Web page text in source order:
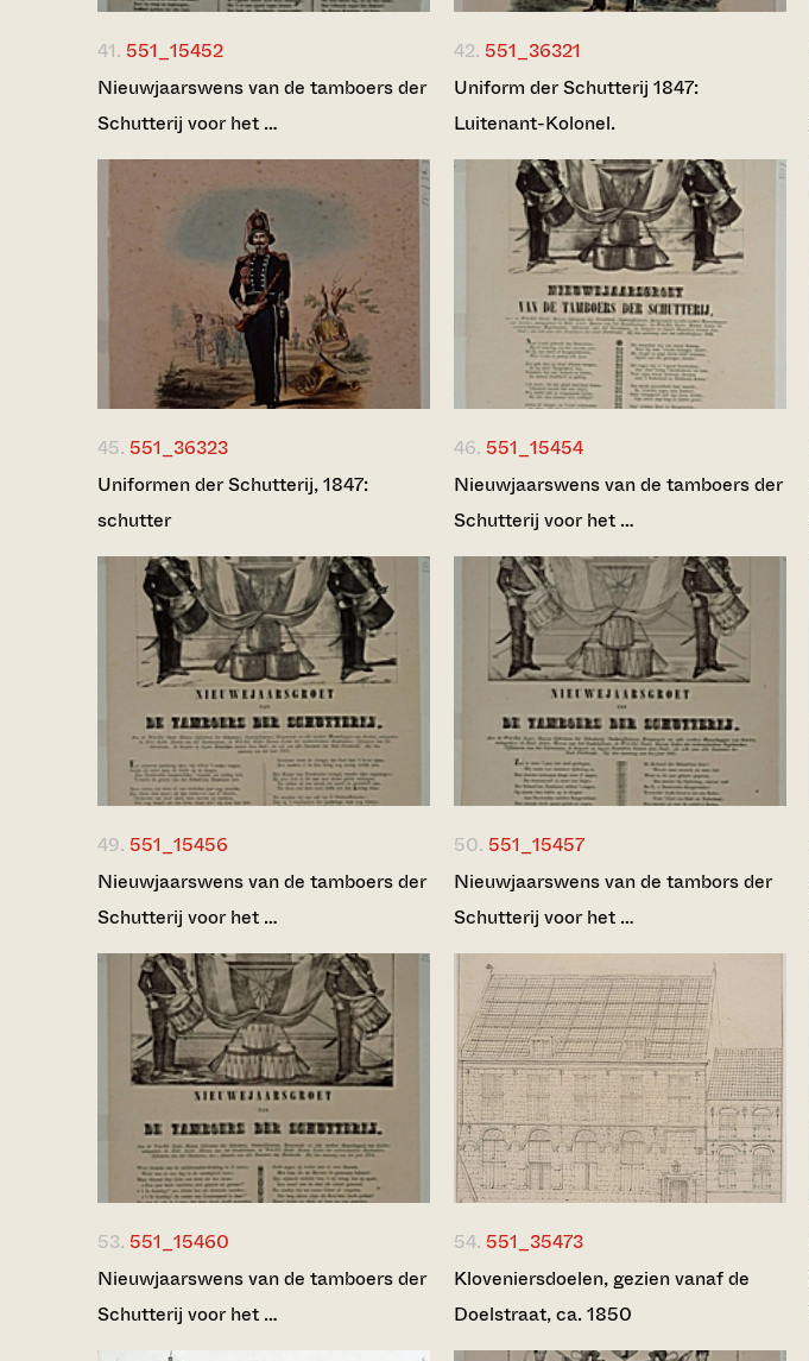
41. 551_15452
Nieuwjaarswens van de tamboers der
Schutterij voor het …
42. 551_36321
Uniform der Schutterij 1847:
Luitenant-Kolonel.
45. 551_36323
Uniformen der Schutterij, 1847:
schutter
46. 551_15454
Nieuwjaarswens van de tamboers der
Schutterij voor het …
49. 551_15456
Nieuwjaarswens van de tamboers der
Schutterij voor het …
50. 551_15457
Nieuwjaarswens van de tambors der
Schutterij voor het …
53. 551_15460
Nieuwjaarswens van de tamboers der
Schutterij voor het …
54. 551_35473
Kloveniersdoelen, gezien vanaf de
Doelstraat, ca. 1850